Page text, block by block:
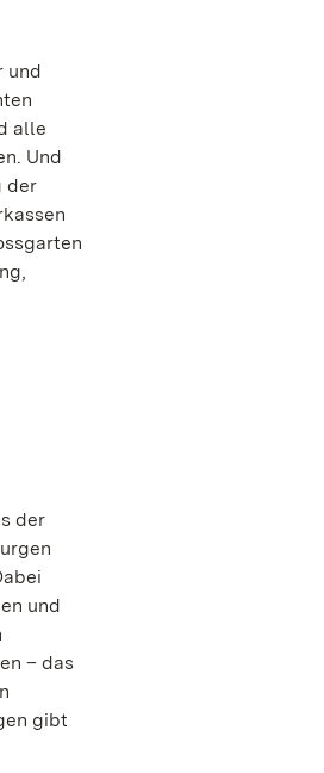
und
alle
Und
der
der
und
– das
gibt